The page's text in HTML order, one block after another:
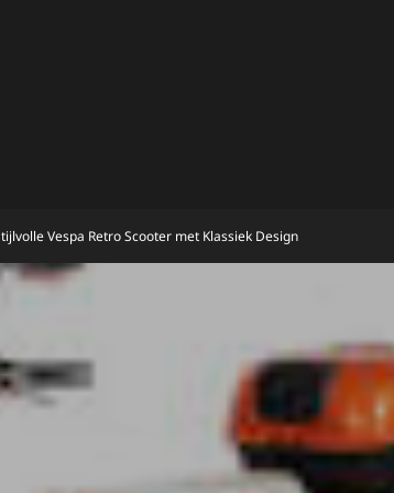
Vespa Retro Scooter met Klassiek Design